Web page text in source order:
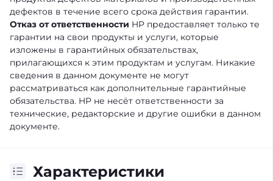
дефектов в течение всего срока действия гарантии.
Отказ от ответственности HP предоставляет только те
гарантии на свои продукты и услуги, которые
изложены в гарантийных обязательствах,
прилагающихся к этим продуктам и услугам. Никакие
сведения в данном документе не могут
рассматриваться как дополнительные гарантийные
обязательства. HP не несёт ответственности за
технические, редакторские и другие ошибки в данном
документе.
Характеристики